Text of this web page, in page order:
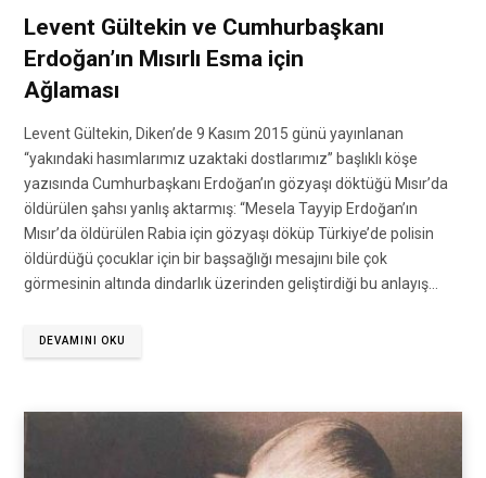
Levent Gültekin ve Cumhurbaşkanı
Erdoğan’ın Mısırlı Esma için
Ağlaması
Levent Gültekin, Diken’de 9 Kasım 2015 günü yayınlanan
“yakındaki hasımlarımız uzaktaki dostlarımız” başlıklı köşe
yazısında Cumhurbaşkanı Erdoğan’ın gözyaşı döktüğü Mısır’da
öldürülen şahsı yanlış aktarmış: “Mesela Tayyip Erdoğan’ın
Mısır’da öldürülen Rabia için gözyaşı döküp Türkiye’de polisin
öldürdüğü çocuklar için bir başsağlığı mesajını bile çok
görmesinin altında dindarlık üzerinden geliştirdiği bu anlayış…
DEVAMINI OKU